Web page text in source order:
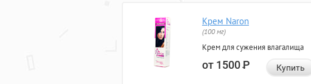
Крем Naron
(100 мг)
Крем для сужения влагалища
от 1500Р Купить